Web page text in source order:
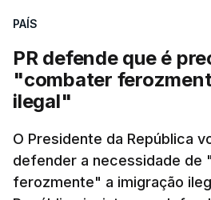
PAÍS
PR defende que é
"combater
ilegal"
O Presidente da República
defender a necessidade de
ferozmente" a imigração